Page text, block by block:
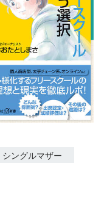
シングルマザー